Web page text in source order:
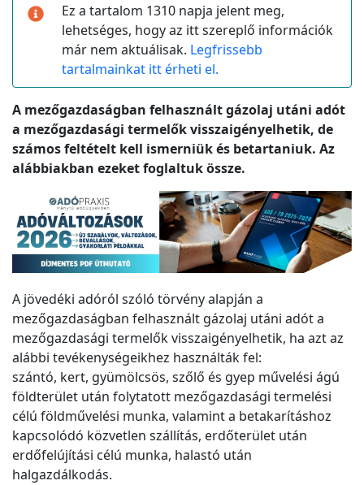
Ez a tartalom 1310 napja jelent meg,
lehetséges, hogy az itt szereplő információk
már nem aktuálisak. Legfrissebb
tartalmainkat itt érheti el.
A mezőgazdaságban felhasznált gázolaj utáni adót
a mezőgazdasági termelők visszaigényelhetik, de
számos feltételt kell ismerniük és betartaniuk. Az
alábbiakban ezeket foglaltuk össze.
A jövedéki adóról szóló törvény alapján a
mezőgazdaságban felhasznált gázolaj utáni adót a
mezőgazdasági termelők visszaigényelhetik, ha azt az
alábbi tevékenységeikhez használták fel:
szántó, kert, gyümölcsös, szőlő és gyep művelési ágú
földterület után folytatott mezőgazdasági termelési
célú földművelési munka, valamint a betakarításhoz
kapcsolódó közvetlen szállítás, erdőterület után
erdőfelújítási célú munka, halastó után
halgazdálkodás.